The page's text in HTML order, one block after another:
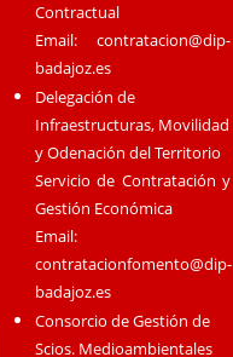
Contractual
Email:contratacion@dip-
badajoz.es
Delegación de
Infraestructuras, Movilidad
y Odenación del Territorio
Servicio de Contratación y
Gestión Económica
Email:
contratacionfomento@dip-
badajoz.es
Consorcio de Gestión de
Scios. Medioambientales